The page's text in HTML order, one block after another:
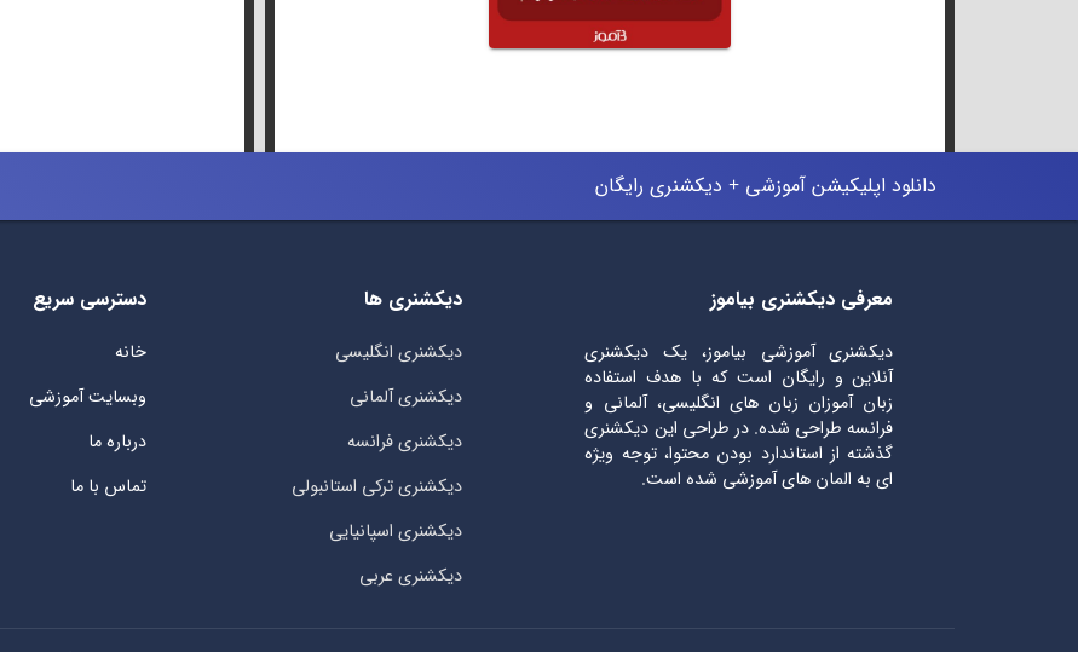
دانلود اپلیکیشن آموزشی + دیکشنری رایگان
معرفی دیکشنری بیاموز
دیکشنری آموزشی بیاموز، یک دیکشنری
آنلاین و رایگان است که با هدف استفاده
زبان آموزان زبان های انگلیسی، آلمانی و
فرانسه طراحی شده. در طراحی این دیکشنری
گذشته از استاندارد بودن محتوا، توجه ویژه
ای به المان های آموزشی شده است.
دیکشنری ها
دیکشنری انگلیسی
دیکشنری آلمانی
دیکشنری فرانسه
دیکشنری ترکی استانبولی
دیکشنری اسپانیایی
دیکشنری عربی
دسترسی سریع
خانه
وبسایت آموزشی
درباره ما
تماس با ما